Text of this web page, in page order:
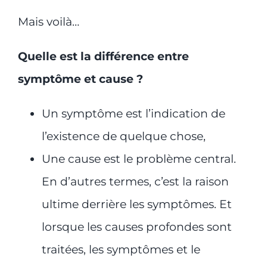
Mais voilà…
Quelle est la différence entre
symptôme et cause ?
Un symptôme est l’indication de
l’existence de quelque chose,
Une cause est le problème central.
En d’autres termes, c’est la raison
ultime derrière les symptômes. Et
lorsque les causes profondes sont
traitées, les symptômes et le